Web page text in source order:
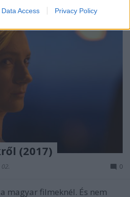
Data Access Privacy Policy
(2017)
0
magyar filmeknél. És nem